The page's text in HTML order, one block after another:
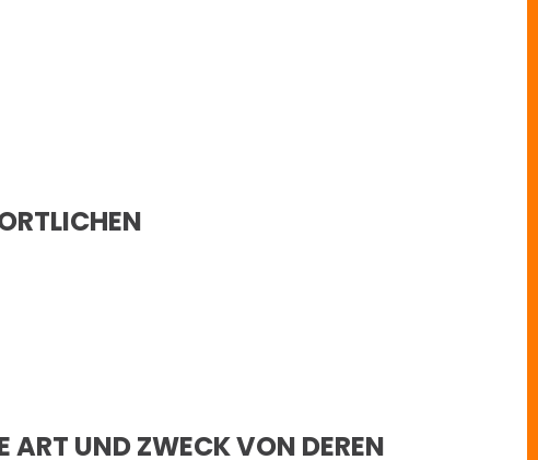
ART UND ZWECK VON DEREN